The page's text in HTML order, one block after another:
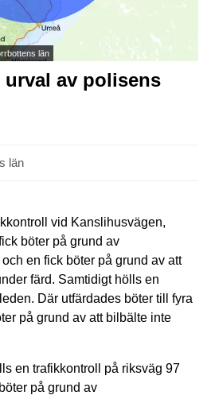
län
av polisens
län
vid Kanslihusvägen,
böter på grund av
en fick böter på grund av att
färd. Samtidigt hölls en
Där utfärdades böter till fyra
på grund av att bilbälte inte
en trafikkontroll på riksväg 97
på grund av